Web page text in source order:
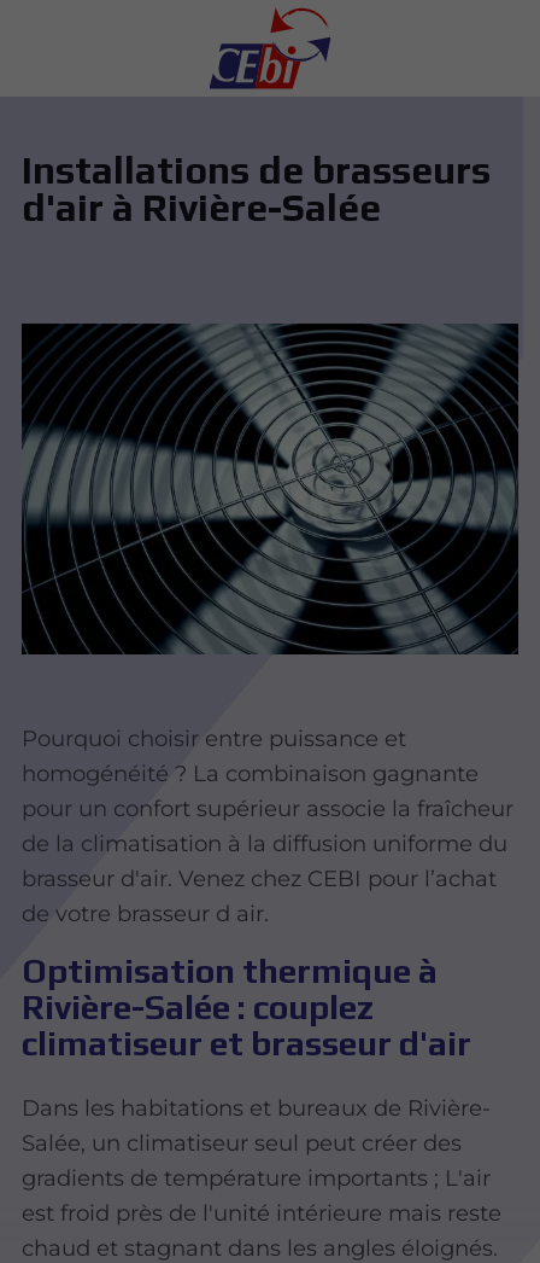
Installations de brasseurs
d'air à Rivière-Salée
Pourquoi choisir entre puissance et
homogénéité ? La combinaison gagnante
pour un confort supérieur associe la fraîcheur
de la climatisation à la diffusion uniforme du
brasseur d'air. Venez chez CEBI pour l’achat
de votre brasseur d air.
Optimisation thermique à
Rivière-Salée : couplez
climatiseur et brasseur d'air
Dans les habitations et bureaux de Rivière-
Salée, un climatiseur seul peut créer des
gradients de température importants ; L'air
est froid près de l'unité intérieure mais reste
chaud et stagnant dans les angles éloignés.